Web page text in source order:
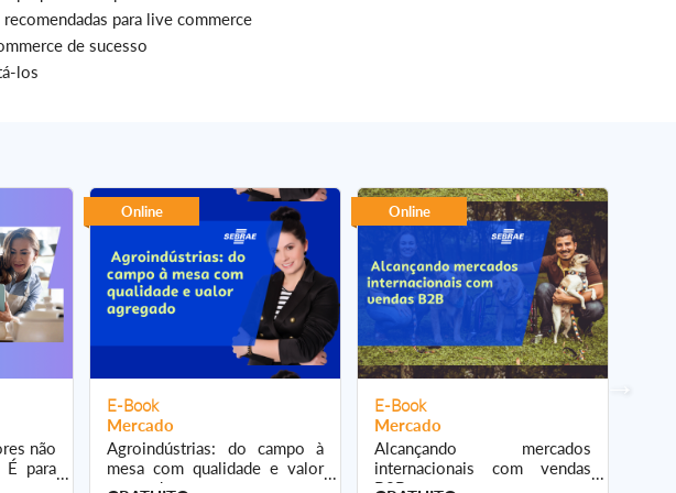
para live commerce
de sucesso
los
não
É para
Online
E-Book
Mercado
Agroindústrias: do campo à
mesa com qualidade e valor
agregado
Online
E-Book
Mercado
Alcançando mercados
internacionais com vendas
B2B